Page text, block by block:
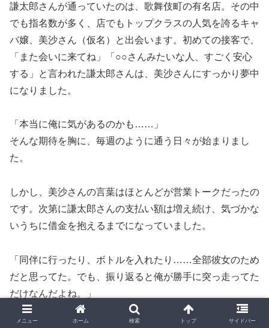
謙太郎さんが通っていたのは、歌舞伎町の有名店。その中
でも指名数が多く、店でもトップクラスの人気を誇るキャ
バ嬢、美沙さん（仮名）と出会います。初めての接客で、
「また会いに来てね」「○○さんみたいな人、すごく安心
する」と言われた謙太郎さんは、美沙さんにすっかり夢中
になりました。
「本当に俺に気があるのかも……」
そんな期待を胸に、毎週のように通う日々が始まりまし
た。
しかし、美沙さんの言葉はほとんどが営業トークだったの
です。次第に謙太郎さんの支払い額は増え続け、気づかな
いうちに借金を抱えるまでになっていました。
「同伴に行ったり、ボトルを入れたり……全部彼女のため
だと思ってた。でも、振り返ると俺が勝手に突っ走ってた
だけなんだよね。」
メニュー ホーム 検索 トップ サイドバー